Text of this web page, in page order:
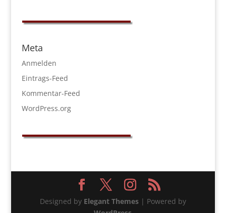
Meta
Anmelden
Eintrags-Feed
Kommentar-Feed
WordPress.org
Designed by Elegant Themes| Powered by